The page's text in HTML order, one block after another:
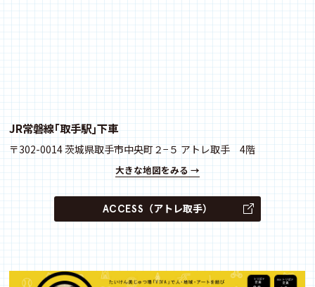
JR常磐線｢取手駅｣下車
〒302-0014 茨城県取手市中央町２−５ アトレ取手 4階
大きな地図をみる →
ACCESS （アトレ取手）